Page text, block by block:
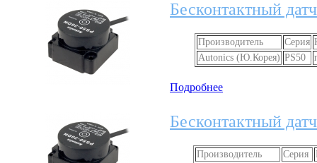
Бесконтактный
Производитель Серия
Autonics (Ю.Корея) PS50
Подробнее
Бесконтактный
Производитель Серия